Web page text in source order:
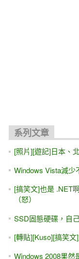
ASP.NET 10.0
[ASP.NET MVC]
全端工程師人才培
培訓
[AI教你寫程式]透
鐘試試看
[轉職,求職]我適合
己適不適合? (Web